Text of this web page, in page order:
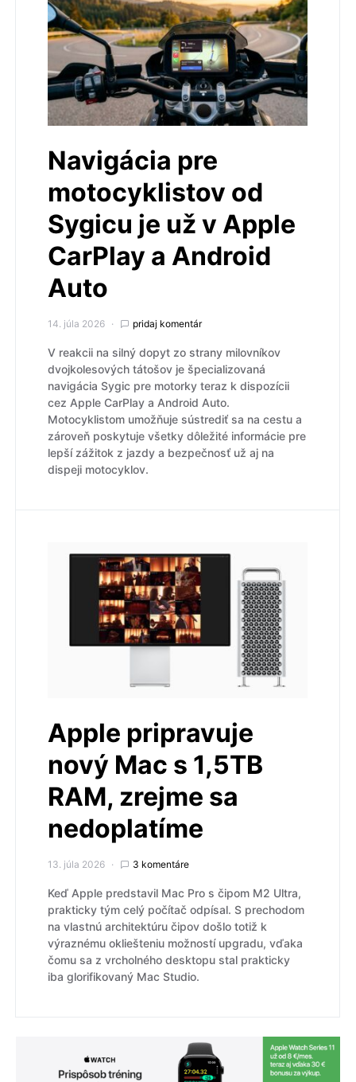
Navigácia pre
motocyklistov od
Sygicu je už v Apple
CarPlay a Android
Auto
14. júla 2026 pridaj komentár
V reakcii na silný dopyt zo strany milovníkov
dvojkolesových tátošov je špecializovaná
navigácia Sygic pre motorky teraz k dispozícii
cez Apple CarPlay a Android Auto.
Motocyklistom umožňuje sústrediť sa na cestu a
zároveň poskytuje všetky dôležité informácie pre
lepší zážitok z jazdy a bezpečnosť už aj na
dispeji motocyklov.
Apple pripravuje
nový Mac s 1,5TB
RAM, zrejme sa
nedoplatíme
13. júla 2026 3 komentáre
Keď Apple predstavil Mac Pro s čipom M2 Ultra,
prakticky tým celý počítač odpísal. S prechodom
na vlastnú architektúru čipov došlo totiž k
výraznému okliešteniu možností upgradu, vďaka
čomu sa z vrcholného desktopu stal prakticky
iba glorifikovaný Mac Studio.